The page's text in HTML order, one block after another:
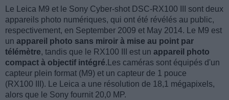
Le Leica M9 et le Sony Cyber-shot DSC-RX100 III sont deux
appareils photo numériques, qui ont été révélés au public,
respectivement, en September 2009 et May 2014. Le M9 est
un appareil photo sans miroir à mise au point par
télémètre, tandis que le RX100 III est un appareil photo
compact à objectif intégré.Les caméras sont équipés d'un
capteur plein format (M9) et un capteur de 1 pouce
(RX100 III). Le Leica a une résolution de 18,1 mégapixels,
alors que le Sony fournit 20,0 MP.